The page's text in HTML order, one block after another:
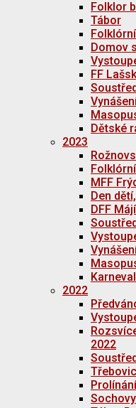
Folklor
Tábor
Domov
FF
Dětské
2023
MFF
Den
DFF
2022
2022